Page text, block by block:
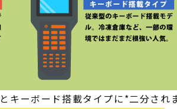
キーボード搭載タイプに*二分され